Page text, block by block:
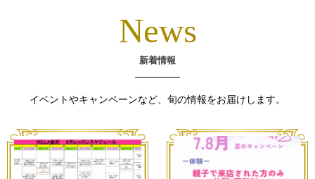
News
新着情報
イベントやキャンペーンなど、旬の情報をお届けします。